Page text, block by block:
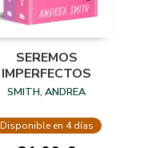
SEREMOS
IMPERFECTOS
SMITH, ANDREA
Disponible en 4 días